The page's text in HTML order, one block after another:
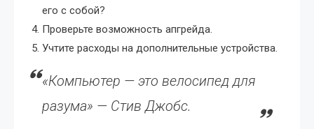
его с собой?
Проверьте возможность апгрейда.
Учтите расходы на дополнительные устройства.
«Компьютер — это велосипед для
разума» — Стив Джобс.